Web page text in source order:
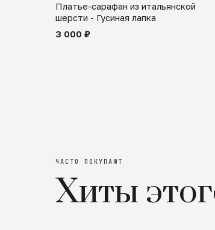
SALE
Платье-сарафан из итальянской
шерсти - Гусиная лапка
3 000 ₽
ЧАСТО ПОКУПАЮТ
Хиты